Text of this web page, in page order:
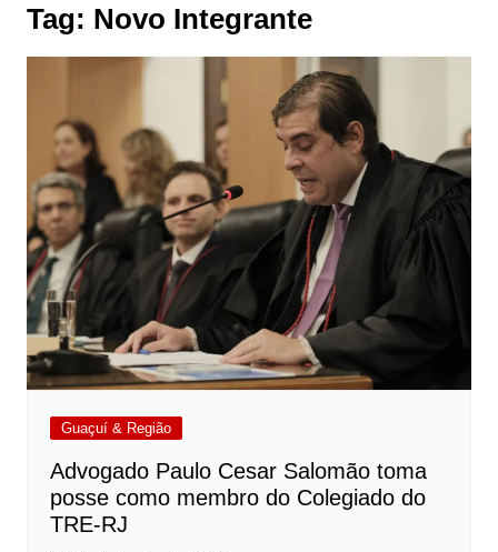
Tag: Novo Integrante
Guaçuí & Região
Advogado Paulo Cesar Salomão toma
posse como membro do Colegiado do
TRE-RJ